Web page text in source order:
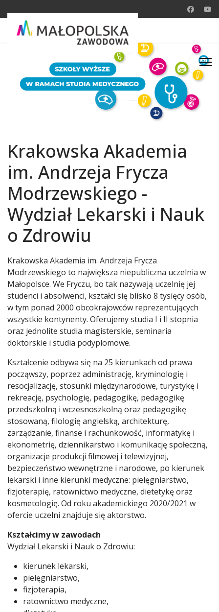
Krakowska Akademia
im. Andrzeja Frycza
Modrzewskiego -
Wydział Lekarski i Nauk
o Zdrowiu
Krakowska Akademia im. Andrzeja Frycza
Modrzewskiego to największa niepubliczna uczelnia w
Małopolsce. We Fryczu, bo tak nazywają uczelnię jej
studenci i absolwenci, kształci się blisko 8 tysięcy osób,
w tym ponad 2000 obcokrajowców reprezentujących
wszystkie kontynenty. Oferujemy studia I i II stopnia
oraz jednolite studia magisterskie, seminaria
doktorskie i studia podyplomowe.
Kształcenie odbywa się na 25 kierunkach od prawa
począwszy, poprzez administrację, kryminologię i
resocjalizację, stosunki międzynarodowe, turystykę i
rekreację, psychologię, pedagogikę, pedagogikę
przedszkolną i wczesnoszkolną oraz pedagogikę
stosowaną, filologię angielską, architekturę,
zarządzanie, finanse i rachunkowość, informatykę i
ekonometrię, dziennikarstwo i komunikację społeczną,
organizacje produkcji filmowej i telewizyjnej,
bezpieczeństwo wewnętrzne i narodowe, po kierunek
lekarski i inne kierunki medyczne: pielęgniarstwo,
fizjoterapię, ratownictwo medyczne, dietetykę oraz
kosmetologię. Od roku akademickiego 2020/2021 w
ofercie uczelni znajduje się aktorstwo.
Kształcimy w zawodach
Wydział Lekarski i Nauk o Zdrowiu:
kierunek lekarski,
pielęgniarstwo,
fizjoterapia,
ratownictwo medyczne,